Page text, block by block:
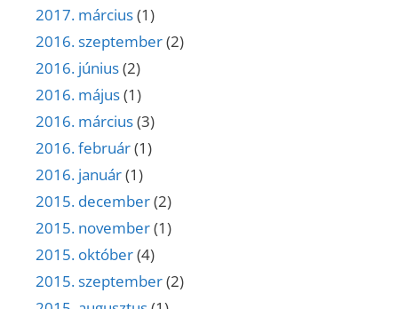
2017. március(1)
2016. szeptember(2)
2016. június(2)
2016. május(1)
2016. március(3)
2016. február(1)
2016. január(1)
2015. december(2)
2015. november(1)
2015. október(4)
2015. szeptember(2)